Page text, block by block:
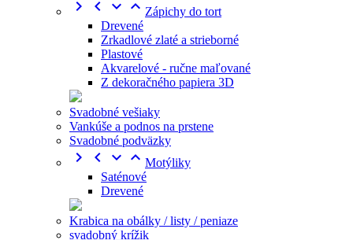
    Zápichy do tort
Drevené
Zrkadlové zlaté a strieborné
Plastové
Akvarelové - ručne maľované
Z dekoračného papiera 3D
Svadobné vešiaky
Vankúše a podnos na prstene
Svadobné podväzky
    Motýliky
Saténové
Drevené
Krabica na obálky / listy / peniaze
svadobný krížik